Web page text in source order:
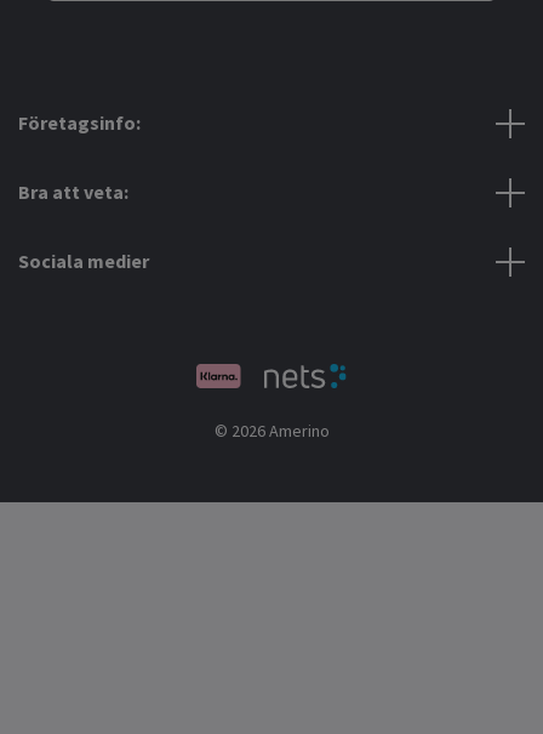
Företagsinfo:
Bra att veta:
Sociala medier
© 2026 Amerino